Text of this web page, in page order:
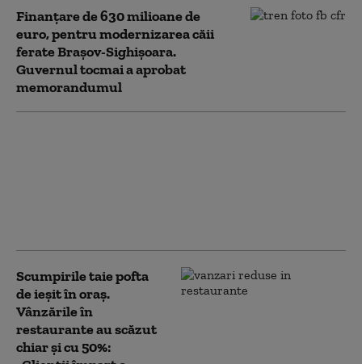
Finanțare de 630 milioane de
euro, pentru modernizarea căii
ferate Braşov-Sighişoara.
Guvernul tocmai a aprobat
memorandumul
Scumpirile taie pofta
de ieșit în oraș.
Vânzările în
restaurante au scăzut
chiar și cu 50%: